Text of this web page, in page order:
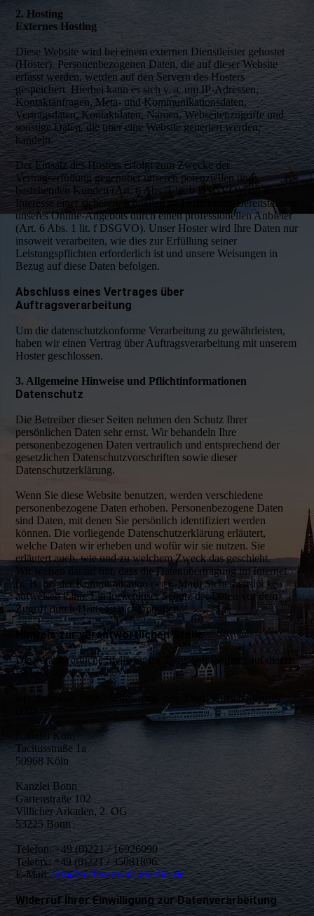
2. Hosting
Externes Hosting
Diese Website wird bei einem externen Dienstleister gehostet
(Hoster). Personenbezogenen Daten, die auf dieser Website
erfasst werden, werden auf den Servern des Hosters
gespeichert. Hierbei kann es sich v. a. um IP-Adressen,
Kontaktanfragen, Meta- und Kommunikationsdaten,
Vertragsdaten, Kontaktdaten, Namen, Webseitenzugriffe und
sonstige Daten, die über eine Website generiert werden,
handeln.
Der Einsatz des Hosters erfolgt zum Zwecke der
Vertragserfüllung gegenüber unseren potenziellen und
bestehenden Kunden (Art. 6 Abs. 1 lit. b DSGVO) und im
Interesse einer sicheren, schnellen und effizienten Bereitstellung
unseres Online-Angebots durch einen professionellen Anbieter
(Art. 6 Abs. 1 lit. f DSGVO). Unser Hoster wird Ihre Daten nur
insoweit verarbeiten, wie dies zur Erfüllung seiner
Leistungspflichten erforderlich ist und unsere Weisungen in
Bezug auf diese Daten befolgen.
Abschluss eines Vertrages über
Auftragsverarbeitung
Um die datenschutzkonforme Verarbeitung zu gewährleisten,
haben wir einen Vertrag über Auftragsverarbeitung mit unserem
Hoster geschlossen.
3. Allgemeine Hinweise und Pflichtinformationen
Datenschutz
Die Betreiber dieser Seiten nehmen den Schutz Ihrer
persönlichen Daten sehr ernst. Wir behandeln Ihre
personenbezogenen Daten vertraulich und entsprechend der
gesetzlichen Datenschutzvorschriften sowie dieser
Datenschutzerklärung.
Wenn Sie diese Website benutzen, werden verschiedene
personenbezogene Daten erhoben. Personenbezogene Daten
sind Daten, mit denen Sie persönlich identifiziert werden
können. Die vorliegende Datenschutzerklärung erläutert,
welche Daten wir erheben und wofür wir sie nutzen. Sie
erläutert auch, wie und zu welchem Zweck das geschieht.
Wir weisen darauf hin, dass die Datenübertragung im Internet
(z. B. bei der Kommunikation per E-Mail) Sicherheitslücken
aufweisen kann. Ein lückenloser Schutz der Daten vor dem
Zugriff durch Dritte ist nicht möglich.
Hinweis zur verantwortlichen Stelle
Die verantwortliche Stelle für die Datenverarbeitung auf dieser
Website ist:
Rechtsanwalt Timo Müller, mag. iur., Dipl. Wirtschaftsjurist
Kanzlei Köln
Tacitusstraße 1a
50968 Köln
Kanzlei Bonn
Gartenstraße 102
Villicher Arkaden, 2. OG
53225 Bonn
Telefon: +49 (0)221 / 16926090
Telefax: +49 (0)221 / 35081896
E-Mail:info@rechtsanwalt-mueller.de
Widerruf Ihrer Einwilligung zur Datenverarbeitung